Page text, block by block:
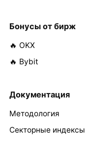
Бонусы от бирж
🔥 OKX
🔥 Bybit
Документация
Методология
Секторные индексы